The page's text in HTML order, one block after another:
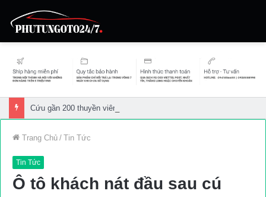
Cứu gần 200 thuyền viên gặp sự cố trên biển
Trang Chủ / Tin Tức
Tin Tức
Ô tô khách nát đầu sau cú